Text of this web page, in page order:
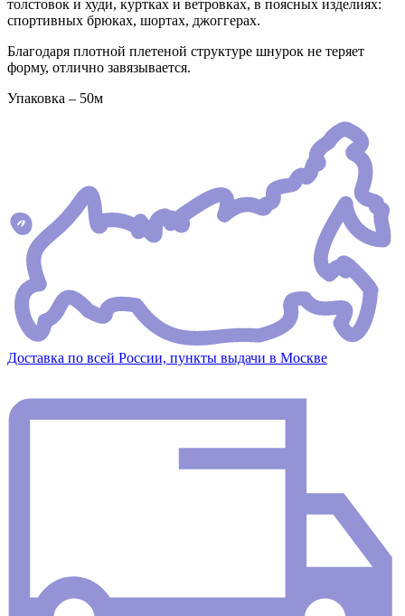
толстовок и худи, куртках и ветровках, в поясных изделиях:
спортивных брюках, шортах, джоггерах.
Благодаря плотной плетеной структуре шнурок не теряет
форму, отлично завязывается.
Упаковка – 50м
Доставка по всей России, пункты выдачи в Москве